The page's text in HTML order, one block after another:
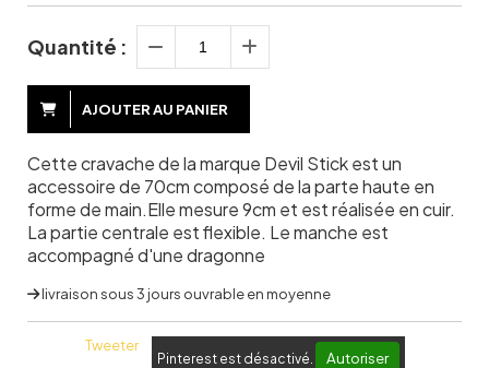
Quantité :
AJOUTER AU PANIER
Cette cravache de la marque Devil Stick est un
accessoire de 70cm composé de la parte haute en
forme de main.Elle mesure 9cm et est réalisée en cuir.
La partie centrale est flexible. Le manche est
accompagné d'une dragonne
livraison sous 3 jours ouvrable en moyenne
Tweeter
Pinterest est désactivé. Autoriser